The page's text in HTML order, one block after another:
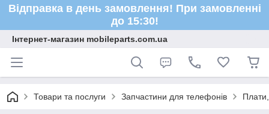
Відправка в день замовлення! При замовленні
до 15:30!
Інтернет-магазин mobileparts.com.ua
Товари та послуги Запчастини для телефонів